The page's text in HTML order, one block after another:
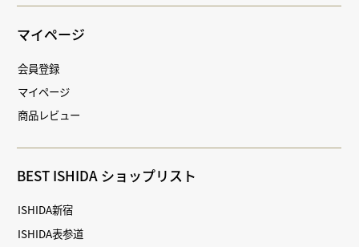
マイページ
会員登録
マイページ
商品レビュー
BEST ISHIDA ショップリスト
ISHIDA新宿
ISHIDA表参道